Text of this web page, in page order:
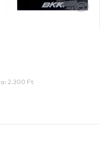
2.300 Ft